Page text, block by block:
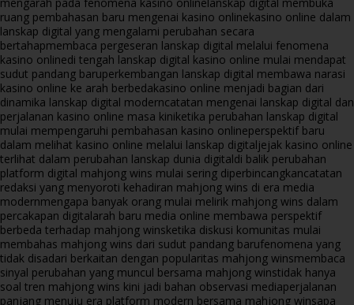
mengarah pada fenomena kasino onlinelanskap digital membuka
ruang pembahasan baru mengenai kasino onlinekasino online dalam
lanskap digital yang mengalami perubahan secara
bertahapmembaca pergeseran lanskap digital melalui fenomena
kasino onlinedi tengah lanskap digital kasino online mulai mendapat
sudut pandang baruperkembangan lanskap digital membawa narasi
kasino online ke arah berbedakasino online menjadi bagian dari
dinamika lanskap digital moderncatatan mengenai lanskap digital dan
perjalanan kasino online masa kiniketika perubahan lanskap digital
mulai mempengaruhi pembahasan kasino onlineperspektif baru
dalam melihat kasino online melalui lanskap digitaljejak kasino online
terlihat dalam perubahan lanskap dunia digitaldi balik perubahan
platform digital mahjong wins mulai sering diperbincangkancatatan
redaksi yang menyoroti kehadiran mahjong wins di era media
modernmengapa banyak orang mulai melirik mahjong wins dalam
percakapan digitalarah baru media online membawa perspektif
berbeda terhadap mahjong winsketika diskusi komunitas mulai
membahas mahjong wins dari sudut pandang barufenomena yang
tidak disadari berkaitan dengan popularitas mahjong winsmembaca
sinyal perubahan yang muncul bersama mahjong winstidak hanya
soal tren mahjong wins kini jadi bahan observasi mediaperjalanan
panjang menuju era platform modern bersama mahjong winsapa